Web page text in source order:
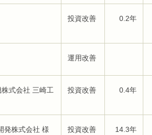
投資改善 0.2年
運用改善
式会社 三崎工
投資改善 0.4年
発株式会社 様 投資改善 14.3年